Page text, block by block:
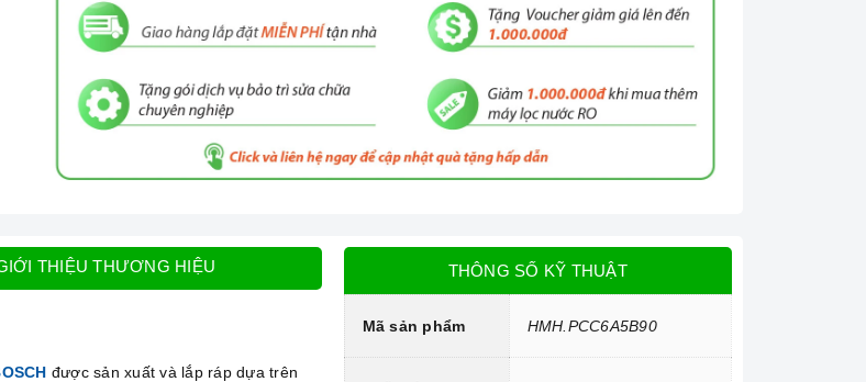
THIỆU THƯƠNG HIỆU
được sản xuất và lắp ráp dựa trên
THÔNG SỐ KỸ THUẬT
Mã sản phẩm HMH.PCC6A5B90